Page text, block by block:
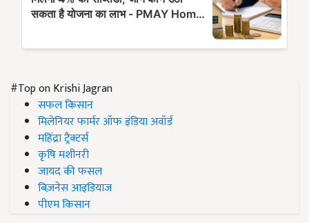
#Top on Krishi Jagran
सफल किसान
मिलेनियर फार्मर ऑफ इंडिया अवॉर्ड
महिंद्रा ट्रैक्टर्स
कृषि मशीनरी
जायद की फसल
बिज़नेस आइडियाज
पीएम किसान